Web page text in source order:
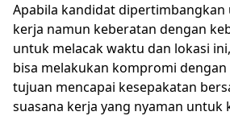
Apabila kandidat
kerja namun keberatan dengan
untuk melacak waktu dan lokasi
bisa melakukan kompromi
tujuan mencapai kesepakatan
suasana kerja yang nyaman untuk